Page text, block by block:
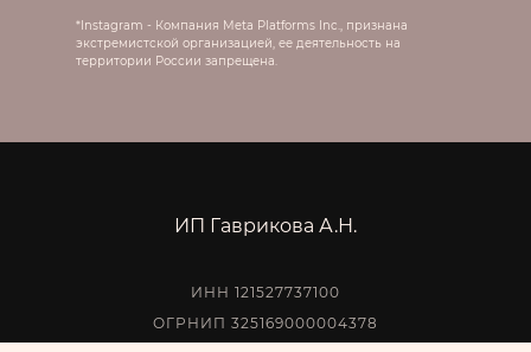
*Instagram - Компания Meta Platforms Inc., признана
экстремистской организацией, ее деятельность на
территории России запрещена.
ИП Гаврикова А.Н.
ИНН 121527737100
ОГРНИП 325169000004378